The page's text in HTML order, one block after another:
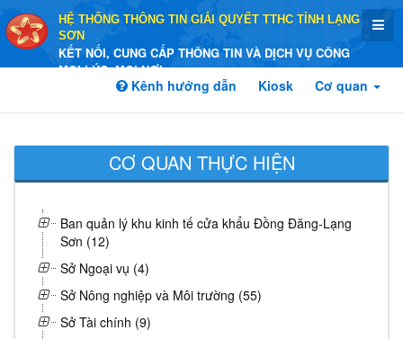
HỆ THỐNG THÔNG TIN GIẢI QUYẾT TTHC TỈNH LẠNG
SƠN
KẾT NỐI, CUNG CẤP THÔNG TIN VÀ DỊCH VỤ CÔNG
MỌI LÚC, MỌI NƠI
Kênh hướng dẫn Kiosk Cơ quan
CƠ QUAN THỰC HIỆN
Ban quản lý khu kinh tế cửa khẩu Đồng Đăng-Lạng
Sơn (12)
Sở Ngoại vụ (4)
Sở Nông nghiệp và Môi trường (55)
Sở Tài chính (9)